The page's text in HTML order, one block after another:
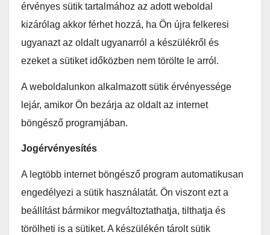
érvényes sütik tartalmához az adott weboldal
kizárólag akkor férhet hozzá, ha Ön újra felkeresi
ugyanazt az oldalt ugyanarról a készülékről és
ezeket a sütiket időközben nem törölte le arról.
A weboldalunkon alkalmazott sütik érvényessége
lejár, amikor Ön bezárja az oldalt az internet
böngésző programjában.
Jogérvényesítés
A legtöbb internet böngésző program automatikusan
engedélyezi a sütik használatát. Ön viszont ezt a
beállítást bármikor megváltoztathatja, tilthatja és
törölheti is a sütiket. A készülékén tárolt sütik